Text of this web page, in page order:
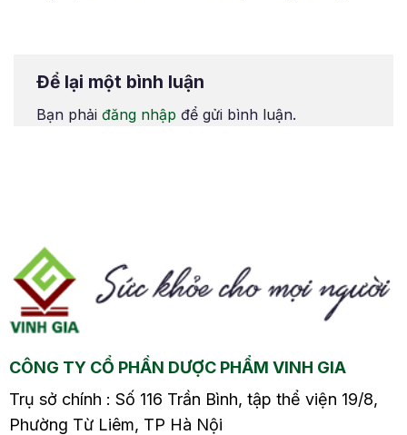
và cách điều trị hiệu
dung dưới đây.
như đau bụng, đầy hơi,
người bệnh. Vậy đâu là
nguyên nhân gây ra
viêm đại tràng sôi
thế nào? Hãy cùng tìm
hiểu chi tiết trong bài
viết sau.
Để lại một bình luận
Bạn phải đăng nhập để gửi bình luận.
CÔNG TY CỔ PHẦN DƯỢC PHẨM VINH GIA
Trụ sở chính : Số 116 Trần Bình, tập thể viện 19/8,
Phường Từ Liêm, TP Hà Nội